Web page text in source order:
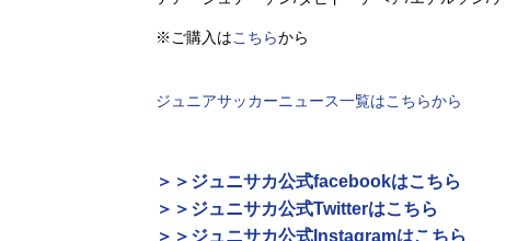
※ご購入はこちらから
ジュニアサッカーニュース一覧はこちらから
＞＞ジュニサカ公式facebookはこちら
＞＞ジュニサカ公式Twitterはこちら
＞＞ジュニサカ公式Instagramはこちら